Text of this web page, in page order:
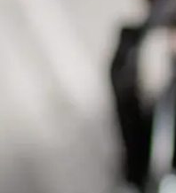
und am
wieder
Der
eine